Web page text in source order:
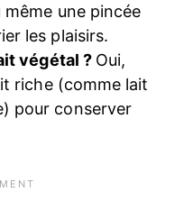
une pincée
les plaisirs.
végétal ? Oui,
riche (comme lait
pour conserver